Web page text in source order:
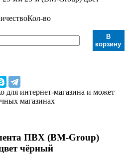
Кол-во
В
корзину
для интернет-магазина и может
магазинах
ПВХ (BM-Group)
чёрный